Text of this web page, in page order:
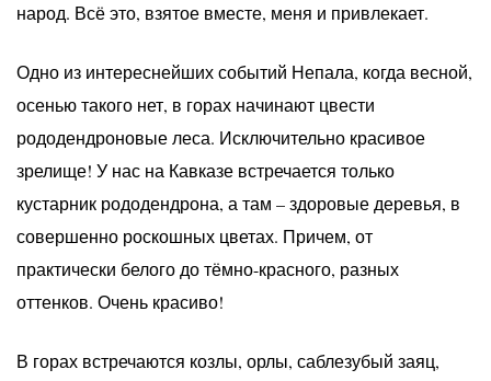
народ. Всё это, взятое вместе, меня и привлекает.
Одно из интереснейших событий Непала, когда весной,
осенью такого нет, в горах начинают цвести
рододендроновые леса. Исключительно красивое
зрелище! У нас на Кавказе встречается только
кустарник рододендрона, а там – здоровые деревья, в
совершенно роскошных цветах. Причем, от
практически белого до тёмно-красного, разных
оттенков. Очень красиво!
В горах встречаются козлы, орлы, саблезубый заяц,